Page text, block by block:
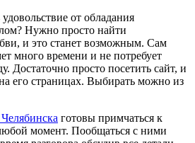
от обладания
Нужно просто найти
и это станет возможным. Сам
много времени и не потребует
Достаточно просто посетить сайт, и
его страницах. Выбирать можно из
готовы примчаться к
момент. Пообщаться с ними